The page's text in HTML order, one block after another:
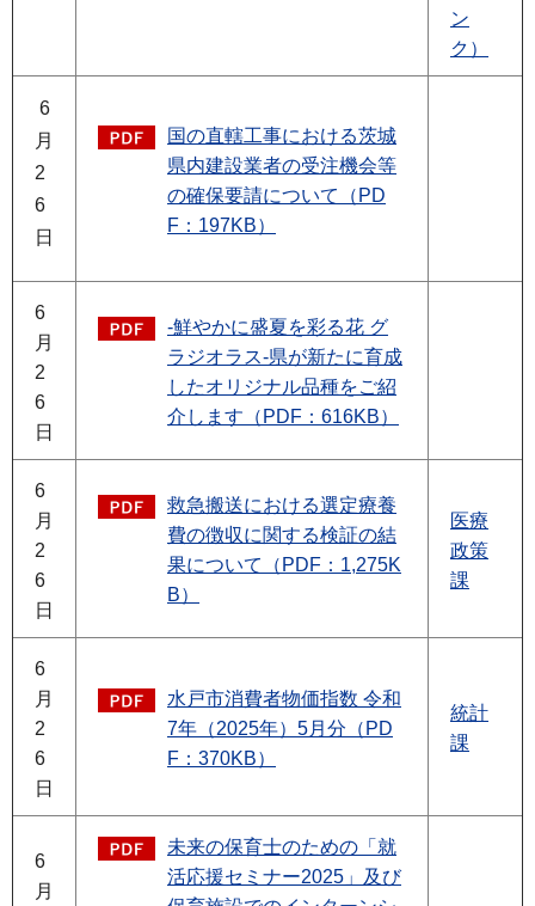
ン
ク）
6
月
2
6
日
国の直轄工事における茨城
県内建設業者の受注機会等
の確保要請について（PD
F：197KB）
6
月
2
6
日
-鮮やかに盛夏を彩る花 グ
ラジオラス-県が新たに育成
したオリジナル品種をご紹
介します（PDF：616KB）
6
月
2
6
日
救急搬送における選定療養
費の徴収に関する検証の結
果について（PDF：1,275K
B）
医療
政策
課
6
月
2
6
日
水戸市消費者物価指数 令和
7年（2025年）5月分（PD
F：370KB）
統計
課
6
月
未来の保育士のための「就
活応援セミナー2025」及び